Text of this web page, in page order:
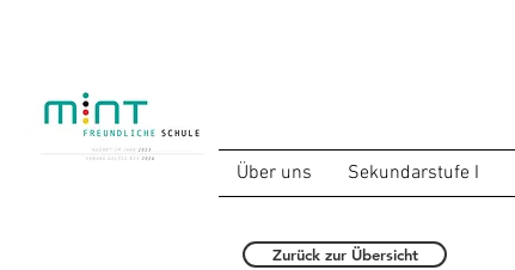
Über uns Sekundarstufe I
Zurück zur Übersicht